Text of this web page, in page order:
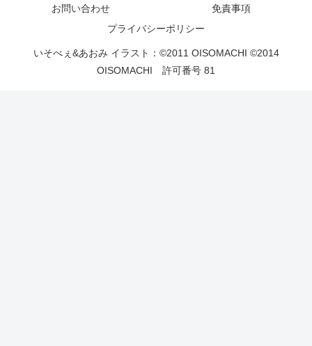
お問い合わせ
免責事項
プライバシーポリシー
いそべぇ&あおみ イラスト：©2011 OISOMACHI ©2014
OISOMACHI 許可番号 81